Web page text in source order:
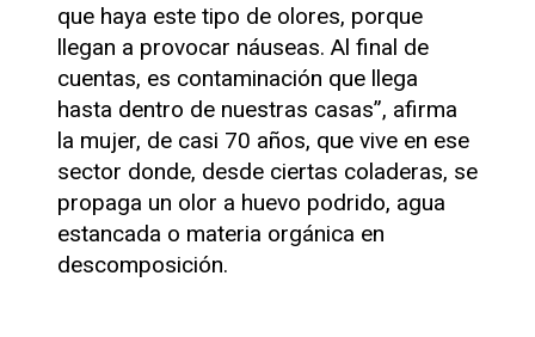
que haya este tipo de olores, porque
llegan a provocar náuseas. Al final de
cuentas, es contaminación que llega
hasta dentro de nuestras casas”, afirma
la mujer, de casi 70 años, que vive en ese
sector donde, desde ciertas coladeras, se
propaga un olor a huevo podrido, agua
estancada o materia orgánica en
descomposición.